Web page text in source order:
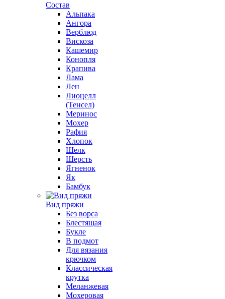
Состав
Альпака
Ангора
Верблюд
Вискоза
Кашемир
Конопля
Крапива
Лама
Лен
Лиоцелл
(Тенсел)
Меринос
Мохер
Рафия
Хлопок
Шелк
Шерсть
Ягненок
Як
Бамбук
Вид пряжи
Без ворса
Блестящая
Букле
В подмот
Для вязания
крючком
Классическая
крутка
Меланжевая
Мохеровая